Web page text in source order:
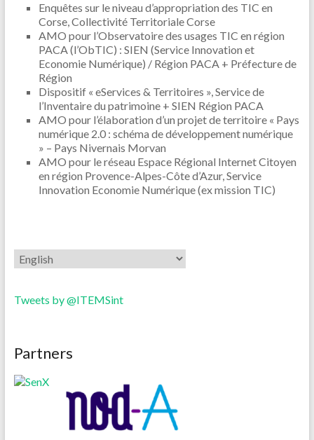
Enquêtes sur le niveau d’appropriation des TIC en
Corse, Collectivité Territoriale Corse
AMO pour l’Observatoire des usages TIC en région
PACA (l’ObTIC) : SIEN (Service Innovation et
Economie Numérique) / Région PACA + Préfecture de
Région
Dispositif « eServices & Territoires », Service de
l’Inventaire du patrimoine + SIEN Région PACA
AMO pour l’élaboration d’un projet de territoire « Pays
numérique 2.0 : schéma de développement numérique
» – Pays Nivernais Morvan
AMO pour le réseau Espace Régional Internet Citoyen
en région Provence-Alpes-Côte d’Azur, Service
Innovation Economie Numérique (ex mission TIC)
Tweets by @ITEMSint
Partners